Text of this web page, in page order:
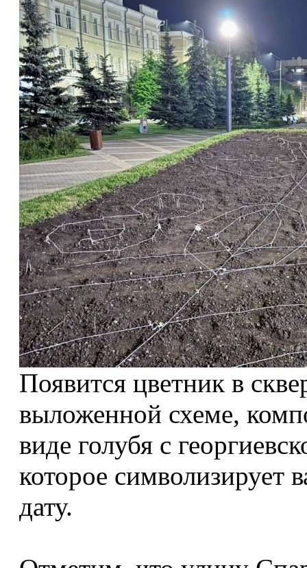
Появится цветник в
выложенной схеме,
виде голубя с
которое символизирует
дату.